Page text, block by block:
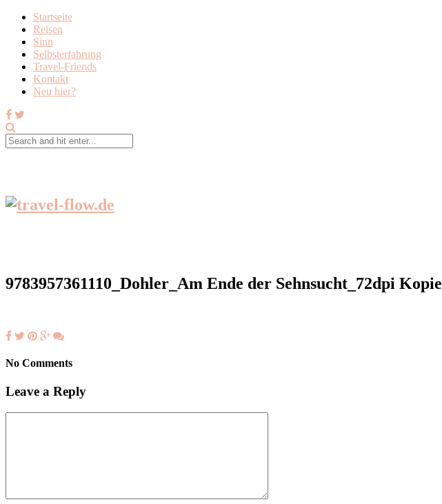
Startseite
Reisen
Sinn
Selbsterfahrung
Travel-Friends
Kontakt
Neu hier?
9783957361110_Dohler_Am Ende der Sehnsucht_72dpi Kopie
No Comments
Leave a Reply